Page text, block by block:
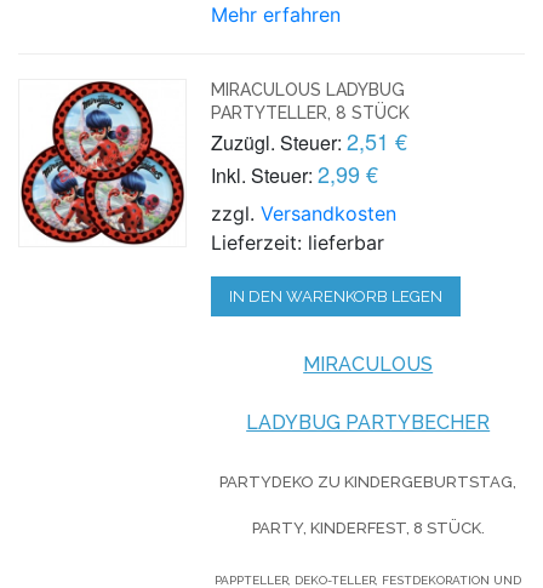
Mehr erfahren
MIRACULOUS LADYBUG
PARTYTELLER, 8 STÜCK
Zuzügl. Steuer: 2,51 €
Inkl. Steuer: 2,99 €
zzgl.Versandkosten
Lieferzeit: lieferbar
IN DEN WARENKORB LEGEN
MIRACULOUS
LADYBUG PARTYBECHER
PARTYDEKO ZU KINDERGEBURTSTAG,
PARTY, KINDERFEST, 8 STÜCK.
PAPPTELLER, DEKO-TELLER, FESTDEKORATION UND